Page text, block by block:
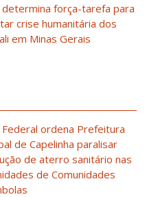
determina força-tarefa para
crise humanitária dos
em Minas Gerais
Federal ordena Prefeitura
de Capelinha paralisar
de aterro sanitário nas
de Comunidades